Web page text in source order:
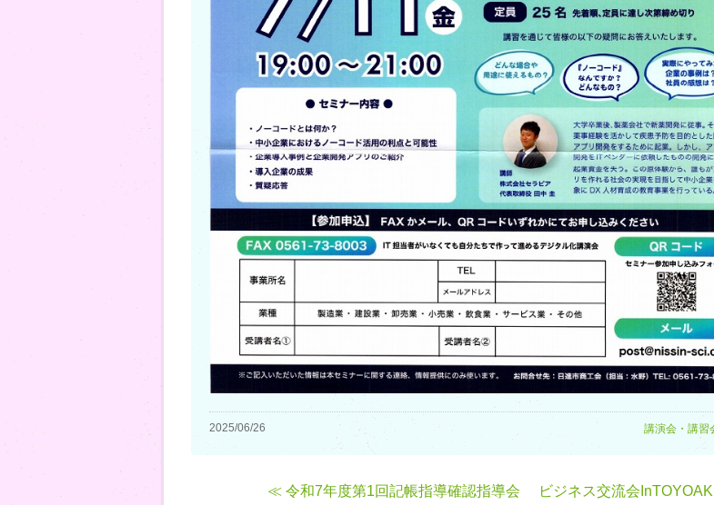
2025/06/26 講演会・講習
≪ 令和7年度第1回記帳指導確認指導会 ビジネス交流会